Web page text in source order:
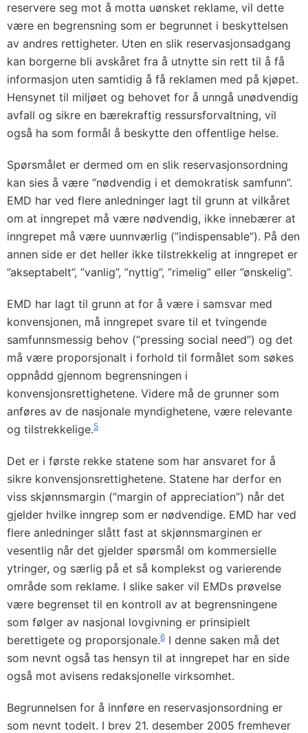
reservere seg mot å motta uønsket reklame, vil dette
være en begrensning som er begrunnet i beskyttelsen
av andres rettigheter. Uten en slik reservasjonsadgang
kan borgerne bli avskåret fra å utnytte sin rett til å få
informasjon uten samtidig å få reklamen med på kjøpet.
Hensynet til miljøet og behovet for å unngå unødvendig
avfall og sikre en bærekraftig ressursforvaltning, vil
også ha som formål å beskytte den offentlige helse.
Spørsmålet er dermed om en slik reservasjonsordning
kan sies å være ”nødvendig i et demokratisk samfunn”.
EMD har ved flere anledninger lagt til grunn at vilkåret
om at inngrepet må være nødvendig, ikke innebærer at
inngrepet må være uunnværlig (”indispensable”). På den
annen side er det heller ikke tilstrekkelig at inngrepet er
”akseptabelt”, ”vanlig”, ”nyttig”, ”rimelig” eller ”ønskelig”.
EMD har lagt til grunn at for å være i samsvar med
konvensjonen, må inngrepet svare til et tvingende
samfunnsmessig behov (”pressing social need”) og det
må være proporsjonalt i forhold til formålet som søkes
oppnådd gjennom begrensningen i
konvensjonsrettighetene. Videre må de grunner som
anføres av de nasjonale myndighetene, være relevante
og tilstrekkelige.5
Det er i første rekke statene som har ansvaret for å
sikre konvensjonsrettighetene. Statene har derfor en
viss skjønnsmargin (”margin of appreciation”) når det
gjelder hvilke inngrep som er nødvendige. EMD har ved
flere anledninger slått fast at skjønnsmarginen er
vesentlig når det gjelder spørsmål om kommersielle
ytringer, og særlig på et så komplekst og varierende
område som reklame. I slike saker vil EMDs prøvelse
være begrenset til en kontroll av at begrensningene
som følger av nasjonal lovgivning er prinsipielt
berettigete og proporsjonale.6 I denne saken må det
som nevnt også tas hensyn til at inngrepet har en side
også mot avisens redaksjonelle virksomhet.
Begrunnelsen for å innføre en reservasjonsordning er
som nevnt todelt. I brev 21. desember 2005 fremhever